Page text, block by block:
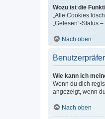
Wozu ist die
„Alle Cookies
„Gelesen“-Status
Nach oben
Wie kann ich
Wenn du dich
angezeigt, wenn
Nach oben